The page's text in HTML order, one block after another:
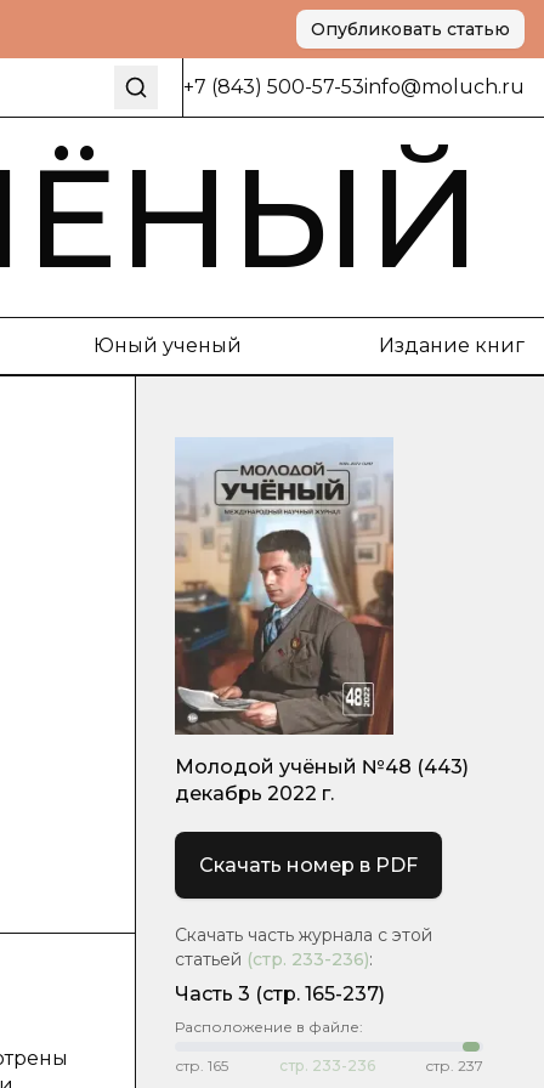
Опубликовать статью
+7 (843) 500-57-53info@moluch.ru
Юный ученый Издание книг
Молодой учёный №48 (443)
декабрь 2022 г.
Скачать номер в PDF
Скачать часть журнала с этой
статьей (стр. 233-236):
Часть 3 (стр. 165-237)
Расположение в файле:
стр. 165 стр. 233-236 стр. 237